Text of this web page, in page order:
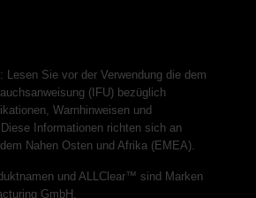
Lesen Sie vor der Verwendung die dem
(IFU) bezüglich
Warnhinweisen und
Informationen richten sich an
Nahen Osten und Afrika (EMEA).
und ALLClear™ sind Marken
GmbH.